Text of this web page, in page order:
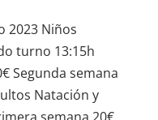
2023 Niños
turno 13:15h
Segunda semana
Natación y